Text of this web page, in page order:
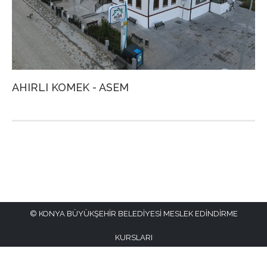
KONYA BÜYÜKŞEHİR BELEDİYESİ MESLEK EDİNDİRME
KURSLARI